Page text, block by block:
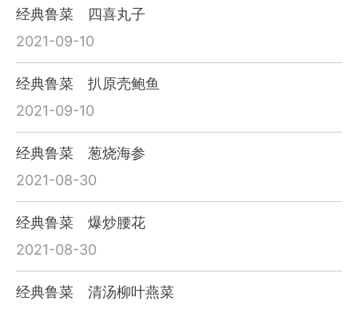
经典鲁菜 四喜丸子
2021-09-10
经典鲁菜 扒原壳鲍鱼
2021-09-10
经典鲁菜 葱烧海参
2021-08-30
经典鲁菜 爆炒腰花
2021-08-30
经典鲁菜 清汤柳叶燕菜